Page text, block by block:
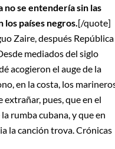
no se entendería sin las
los países negros.[/quote]
Zaire, después República
mediados del siglo
acogieron el auge de la
en la costa, los
pues, que en el
rumba cubana, y que en
la canción trova. Crónicas